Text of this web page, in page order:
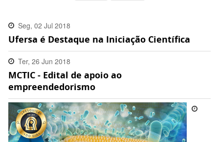
Seg, 02 Jul 2018
16:43:00 -0300
Ufersa é Destaque na Iniciação Científica
Ter, 26 Jun 2018
10:23:00 -0300
MCTIC - Edital de apoio ao
empreendedorismo